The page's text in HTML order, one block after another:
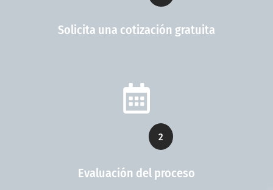
Solicita una cotización gratuita
2
Evaluación del proceso